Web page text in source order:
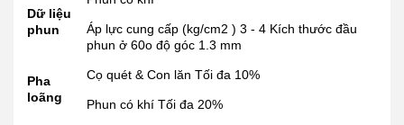
Dữ liệu
phun
Áp lực cung cấp (kg/cm2 ) 3 - 4 Kích thước đầu
phun ở 60o độ góc 1.3 mm
Pha
loãng
Cọ quét & Con lăn Tối đa 10%
Phun có khí Tối đa 20%